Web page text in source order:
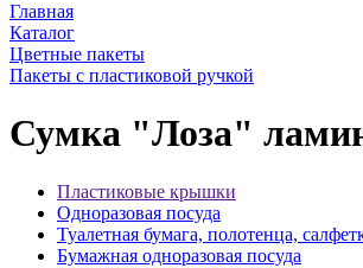
Главная
Каталог
Цветные пакеты
Пакеты с пластиковой ручкой
Сумка "Лоза"
Пластиковые крышки
Одноразовая посуда
Туалетная бумага, полотенца,
Бумажная одноразовая посуда